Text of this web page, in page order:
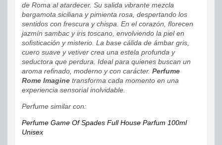
de Roma al atardecer. Su salida vibrante mezcla
bergamota siciliana y pimienta rosa, despertando los
sentidos con frescura y chispa. En el corazón, florecen
jazmín sambac y iris toscano, envolviendo la piel en
sofisticación y misterio. La base cálida de ámbar gris,
cuero suave y vetiver crea una estela profunda y
seductora que perdura. Ideal para quienes buscan un
aroma refinado, moderno y con carácter. Perfume
Rome Imagine transforma cada momento en una
experiencia sensorial inolvidable.
Perfume similar con:
Perfume Game Of Spades Full House Parfum 100ml
Unisex